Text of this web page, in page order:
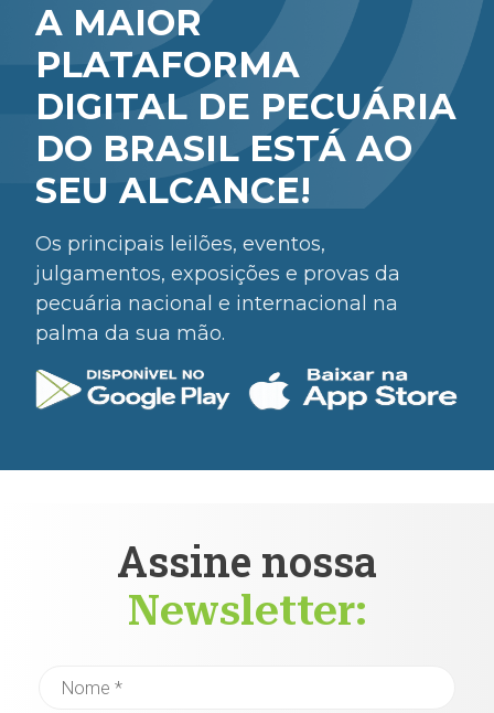
A MAIOR
PLATAFORMA
DIGITAL DE PECUÁRIA
DO BRASIL ESTÁ AO
SEU ALCANCE!
Os principais leilões, eventos,
julgamentos, exposições e provas da
pecuária nacional e internacional na
palma da sua mão.
Assine nossa
Newsletter: